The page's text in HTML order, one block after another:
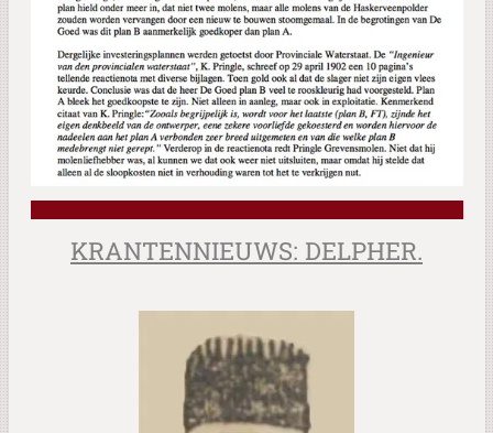
KRANTENNIEUWS: DELPHER.